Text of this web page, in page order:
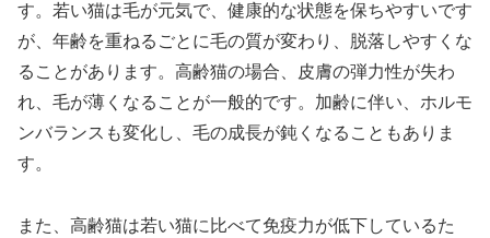
す。若い猫は毛が元気で、健康的な状態を保ちやすいです
が、年齢を重ねるごとに毛の質が変わり、脱落しやすくな
ることがあります。高齢猫の場合、皮膚の弾力性が失わ
れ、毛が薄くなることが一般的です。加齢に伴い、ホルモ
ンバランスも変化し、毛の成長が鈍くなることもありま
す。
また、高齢猫は若い猫に比べて免疫力が低下しているた